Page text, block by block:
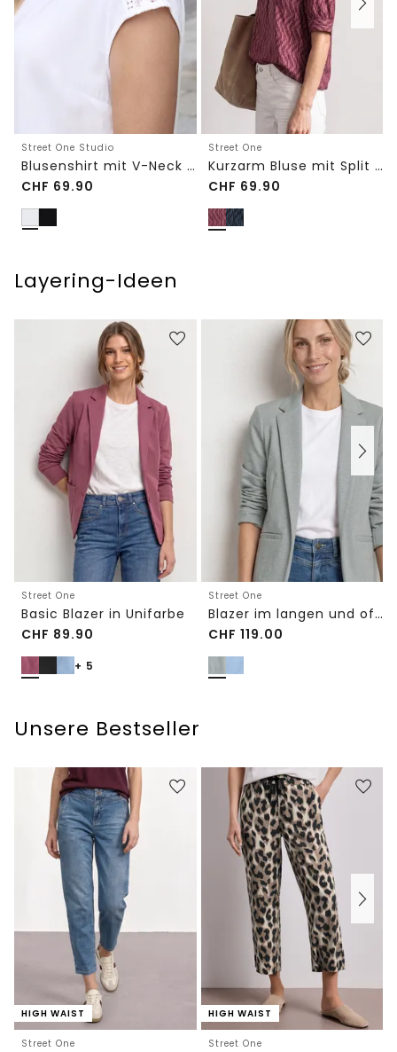
Street One Studio
Blusenshirt mit V-Neck und Spitze
CHF 69.90
Street One
Kurzarm Bluse mit Split Neck und Elastiksaum
CHF 69.90
Layering-Ideen
Street One
Basic Blazer in Unifarbe
CHF 89.90
+ 5
Street One
Blazer im langen und offenen Schnitt
CHF 119.00
Unsere Bestseller
HIGH WAIST
Street One
HIGH WAIST
Street One